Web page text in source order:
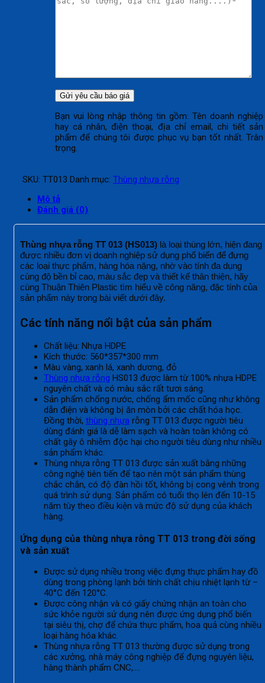
Bạn vui lòng nhập thông tin gồm: Tên doanh nghiệp
hay cá nhân, điện thoại, địa chỉ email, chi tiết sản
phẩm để chúng tôi được phục vụ bạn tốt nhất. Trân
trọng.
SKU: TT013 Danh mục: Thùng nhựa rỗng
Mô tả
Đánh giá (0)
Thùng nhựa rỗng TT 013 (HS013) là loại thùng lớn, hiện đang
được nhiều đơn vị doanh nghiệp sử dụng phổ biến để đựng
các loại thực phẩm, hàng hóa nặng, nhờ vào tính đa dụng
cùng độ bền bỉ cao, màu sắc đẹp và thiết kế thân thiện, hãy
cùng Thuận Thiên Plastic tìm hiểu về công năng, đặc tính của
sản phẩm này trong bài viết dưới đây.
Các tính năng nổi bật của sản phẩm
Chất liệu: Nhựa HDPE
Kích thước: 560*357*300 mm
Màu vàng, xanh lá, xanh dương, đỏ
Thùng nhựa rỗng HS013 được làm từ 100% nhựa HDPE
nguyên chất và có màu sắc rất tươi sáng.
Sản phẩm chống nước, chống ẩm mốc cũng như không
dẫn điện và không bị ăn mòn bởi các chất hóa học.
Đồng thời, thùng nhựa rỗng TT 013 được người tiêu
dùng đánh giá là dễ làm sạch và hoàn toàn không có
chất gây ô nhiễm độc hại cho người tiêu dùng như nhiều
sản phẩm khác.
Thùng nhựa rỗng TT 013 được sản xuất bằng những
công nghệ tiên tiến để tạo nên một sản phẩm thùng
chắc chắn, có độ đàn hồi tốt, không bị cong vênh trong
quá trình sử dụng. Sản phẩm có tuổi thọ lên đến 10-15
năm tùy theo điều kiện và mức độ sử dụng của khách
hàng.
Ứng dụng của thùng nhựa rỗng TT 013 trong đời sống
và sản xuất
Được sử dụng nhiều trong việc đựng thực phẩm hay đồ
dùng trong phòng lạnh bởi tính chất chịu nhiệt lạnh từ –
40°C đến 120°C.
Được công nhận và có giấy chứng nhận an toàn cho
sức khỏe người sử dụng nên được ứng dụng phổ biến
tại siêu thị, chợ để chứa thực phẩm, hoa quả cùng nhiều
loại hàng hóa khác.
Thùng nhựa rỗng TT 013 thường được sử dụng trong
các xưởng, nhà máy công nghiệp để đựng nguyên liệu,
hàng thành phẩm CNC,….